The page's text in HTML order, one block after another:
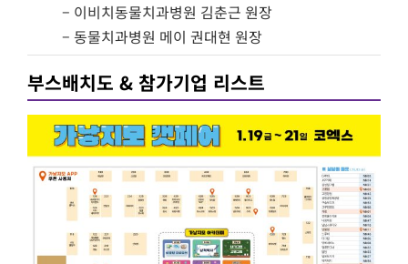
– 이비치동물치과병원 김춘근 원장
– 동물치과병원 메이 권대현 원장
부스배치도 & 참가기업 리스트